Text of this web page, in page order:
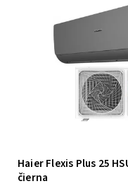
Haier Flexis Plus 25
čierna